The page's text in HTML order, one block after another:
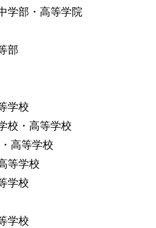
学部・高等学院
部
学校
校・高等学校
高等学校
等学校
学校
学校